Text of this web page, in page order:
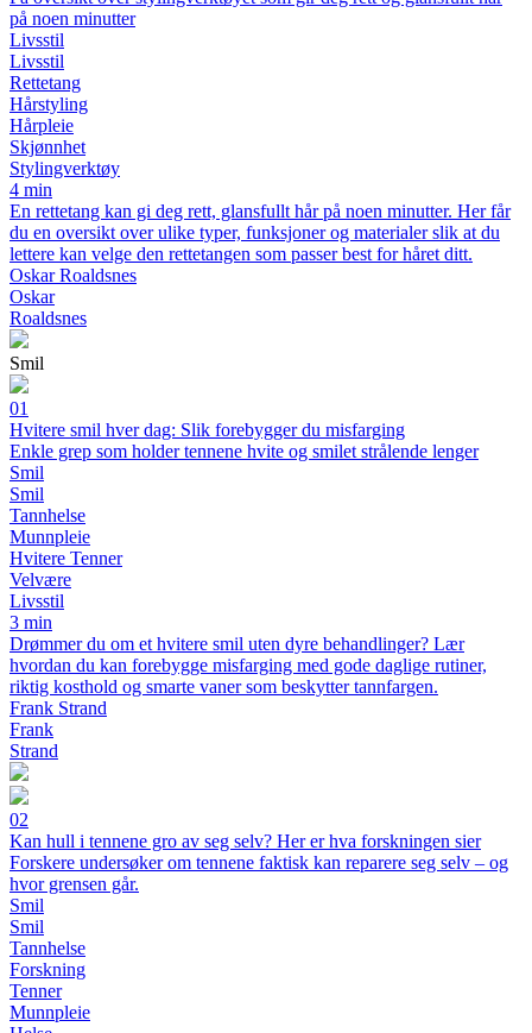
på noen minutter
Livsstil
Livsstil
Rettetang
Hårstyling
Hårpleie
Skjønnhet
Stylingverktøy
4 min
En rettetang kan gi deg rett, glansfullt hår på noen minutter. Her får
du en oversikt over ulike typer, funksjoner og materialer slik at du
lettere kan velge den rettetangen som passer best for håret ditt.
Oskar Roaldsnes
Oskar
Roaldsnes
Smil
01
Hvitere smil hver dag: Slik forebygger du misfarging
Enkle grep som holder tennene hvite og smilet strålende lenger
Smil
Smil
Tannhelse
Munnpleie
Hvitere Tenner
Velvære
Livsstil
3 min
Drømmer du om et hvitere smil uten dyre behandlinger? Lær
hvordan du kan forebygge misfarging med gode daglige rutiner,
riktig kosthold og smarte vaner som beskytter tannfargen.
Frank Strand
Frank
Strand
02
Kan hull i tennene gro av seg selv? Her er hva forskningen sier
Forskere undersøker om tennene faktisk kan reparere seg selv – og
hvor grensen går.
Smil
Smil
Tannhelse
Forskning
Tenner
Munnpleie